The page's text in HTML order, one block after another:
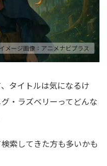
イメージ画像：アニメナビプラス
タイトルは気になるけ
・ラズベリーってどんな
索してきた方も多いかも